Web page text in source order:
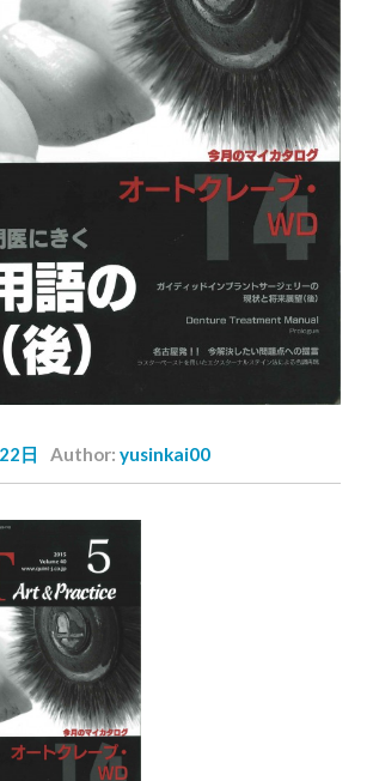
日 Author:yusinkai00